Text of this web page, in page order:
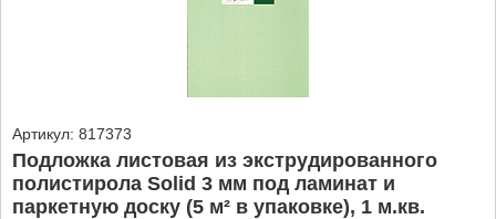
Артикул: 817373
Подложка листовая из экструдированного
полистирола Solid 3 мм под ламинат и
паркетную доску (5 м² в упаковке), 1 м.кв.